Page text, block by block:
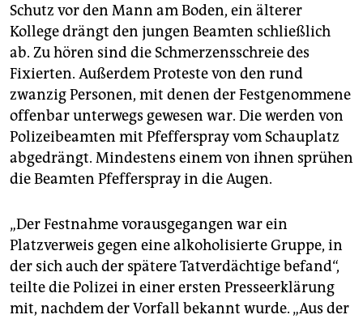
Schutz vor den Mann am Boden, ein älterer
Kollege drängt den jungen Beamten schließlich
ab. Zu hören sind die Schmerzensschreie des
Fixierten. Außerdem Proteste von den rund
zwanzig Personen, mit denen der Festgenommene
offenbar unterwegs gewesen war. Die werden von
Polizeibeamten mit Pfefferspray vom Schauplatz
abgedrängt. Mindestens einem von ihnen sprühen
die Beamten Pfefferspray in die Augen.
„Der Festnahme vorausgegangen war ein
Platzverweis gegen eine alkoholisierte Gruppe, in
der sich auch der spätere Tatverdächtige befand“,
teilte die Polizei in einer ersten Presseerklärung
mit, nachdem der Vorfall bekannt wurde. „Aus der